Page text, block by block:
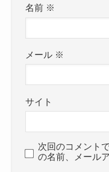
名前 ※
メール ※
サイト
次回のコメント
の名前、メール